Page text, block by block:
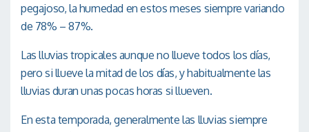
pegajoso, la humedad en estos meses siempre variando
de 78% – 87%.
Las lluvias tropicales aunque no llueve todos los días,
pero si llueve la mitad de los días, y habitualmente las
lluvias duran unas pocas horas si llueven.
En esta temporada, generalmente las lluvias siempre